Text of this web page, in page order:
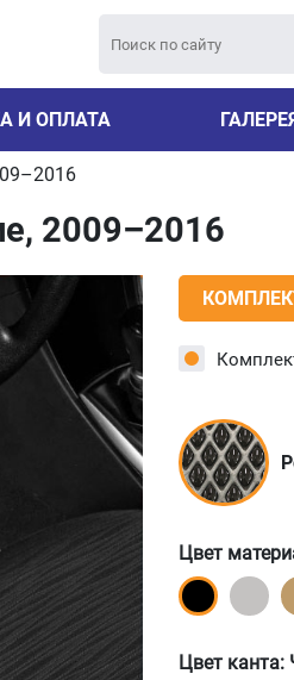
И ОПЛАТА
2009–2016
Цвет
Цвет канта: